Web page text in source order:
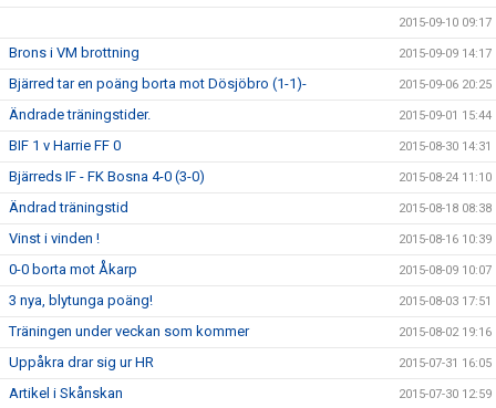
2015-09-10 09:17
Brons i VM brottning 2015-09-09 14:17
Bjärred tar en poäng borta mot Dösjöbro (1-1)- 2015-09-06 20:25
Ändrade träningstider. 2015-09-01 15:44
BIF 1 v Harrie FF 0 2015-08-30 14:31
Bjärreds IF - FK Bosna 4-0 (3-0) 2015-08-24 11:10
Ändrad träningstid 2015-08-18 08:38
Vinst i vinden ! 2015-08-16 10:39
0-0 borta mot Åkarp 2015-08-09 10:07
3 nya, blytunga poäng! 2015-08-03 17:51
Träningen under veckan som kommer 2015-08-02 19:16
Uppåkra drar sig ur HR 2015-07-31 16:05
Artikel i Skånskan 2015-07-30 12:59